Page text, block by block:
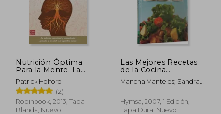
45%
Nutrición Óptima
Para la Mente. La
Medicina Nutricional y
Ortomolecular
Aplicada a la Salud y
al Equilibrio Mental
(Masters Salud (Robin
Patrick Holford
(2)
Robinbook, 2013, Tapa
Blanda, Nuevo
Las Mejores Recetas
de la Cocina
Saludable
Mancha Manteles; Sandra
Hymsa, 2007, 1 Edición,
Tapa Dura, Nuevo